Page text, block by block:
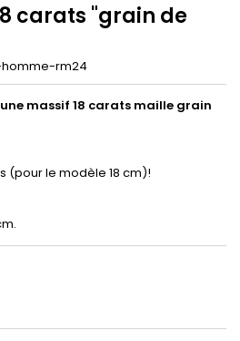
carats "grain de
rm24
massif 18 carats maille grain
(pour le modèle 18 cm)!